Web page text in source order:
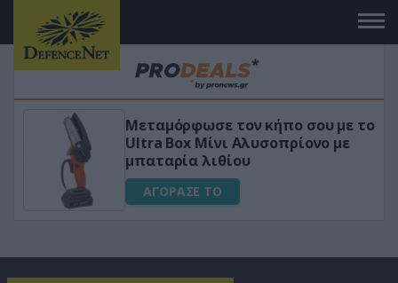
σου με το
«Μαγική» φόρμουλα τριβόλι
για αύξηση της λίμπιντο
ΑΓΟΡΑΣΕ ΤΟ